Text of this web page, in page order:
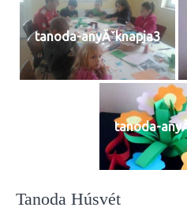
tanoda-anyĂˇknapja3
tanoda-
Tanoda Húsvét